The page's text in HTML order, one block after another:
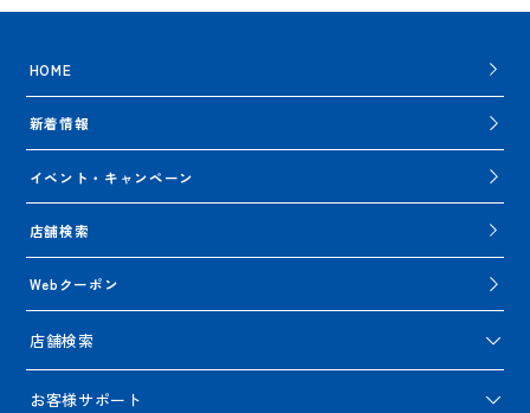
HOME
新着情報
イベント・キャンペーン
店舗検索
Webクーポン
店舗検索
お客様サポート